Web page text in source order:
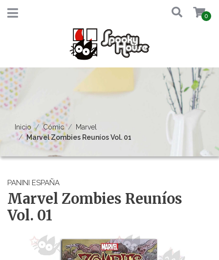
0
Inicio Cómic
Marvel
Marvel Zombies Reuníos Vol. 01
PANINI ESPAÑA
Marvel Zombies Reuníos
Vol. 01